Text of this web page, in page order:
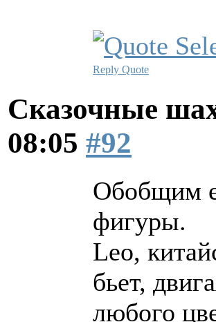
Reply Quote
Сказочные
08:05 #92
Обобщим
фигуры.
Leo,
бьет,
любого